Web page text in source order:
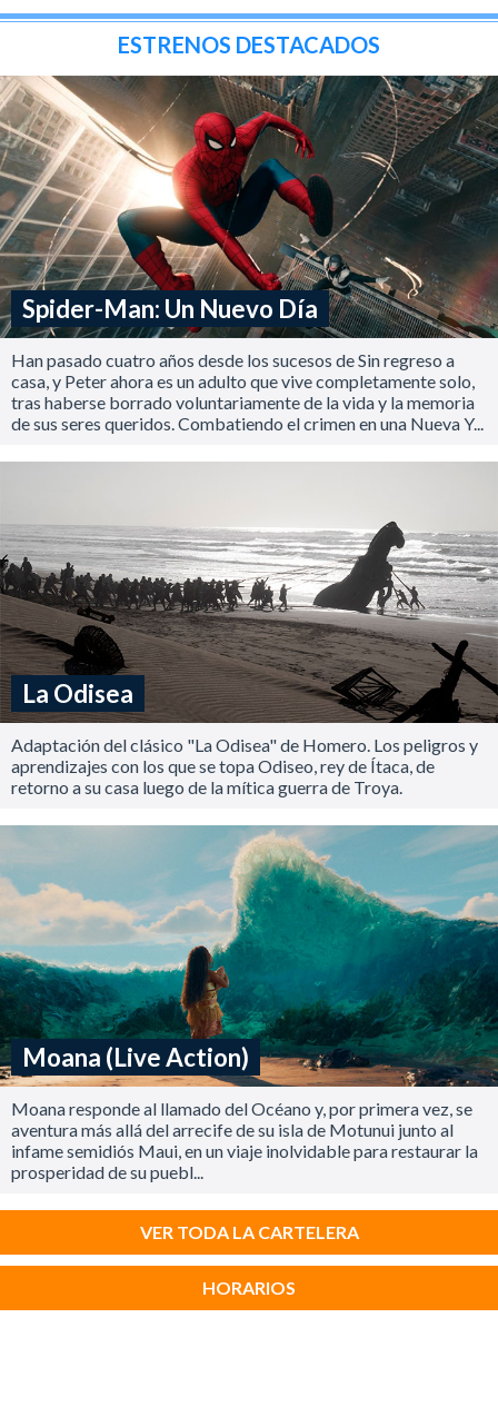
ESTRENOS DESTACADOS
Spider-Man: Un Nuevo Día
Han pasado cuatro años desde los sucesos de Sin regreso a
casa, y Peter ahora es un adulto que vive completamente solo,
tras haberse borrado voluntariamente de la vida y la memoria
de sus seres queridos. Combatiendo el crimen en una Nueva Y...
La Odisea
Adaptación del clásico "La Odisea" de Homero. Los peligros y
aprendizajes con los que se topa Odiseo, rey de Ítaca, de
retorno a su casa luego de la mítica guerra de Troya.
Moana (Live Action)
Moana responde al llamado del Océano y, por primera vez, se
aventura más allá del arrecife de su isla de Motunui junto al
infame semidiós Maui, en un viaje inolvidable para restaurar la
prosperidad de su puebl...
VER TODA LA CARTELERA
HORARIOS